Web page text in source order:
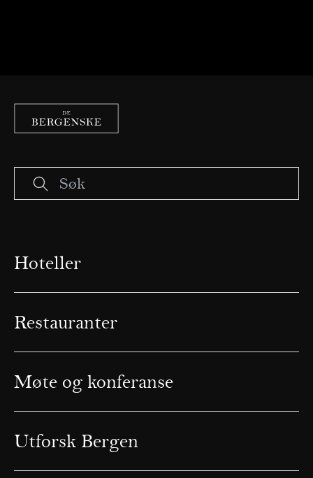
Hoteller
Restauranter
Møte og konferanse
Utforsk Bergen